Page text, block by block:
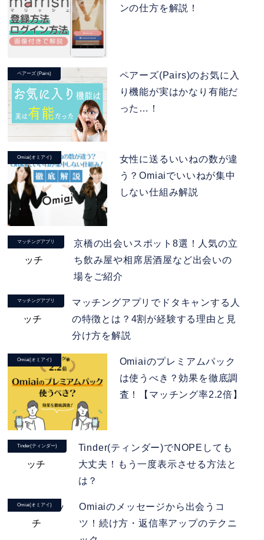
ンの仕方を解説！
ペアーズ (Pairs)
ペアーズ(Pairs)のお気に入
り機能が実はかなり有能だ
った…！
Omiai(オミアイ)
女性に送るいいねの数が違
う？Omiaiでいいねが集中
しない仕組み解説
マッチングアプリ
京橋の出会いスポット8選！人気の立
ち飲み屋や相席居酒屋など出会いの
場をご紹介
マッチングアプリ
マッチングアプリでドタキャンする人
の特徴とは？4割が経験する理由と見
分け方を解説
Omiai(オミアイ)
Omiaiのプレミアムパック
は使うべき？効果を徹底調
査！【マッチング率2.2倍】
Tinder(ティンダー)
Tinder(ティンダー)でNOPEしても
大丈夫！もう一度表示させる方法と
は？
Omiai(オミアイ)
Omiaiのメッセージから出会うコ
ツ！続け方・返信率アップのテクニ